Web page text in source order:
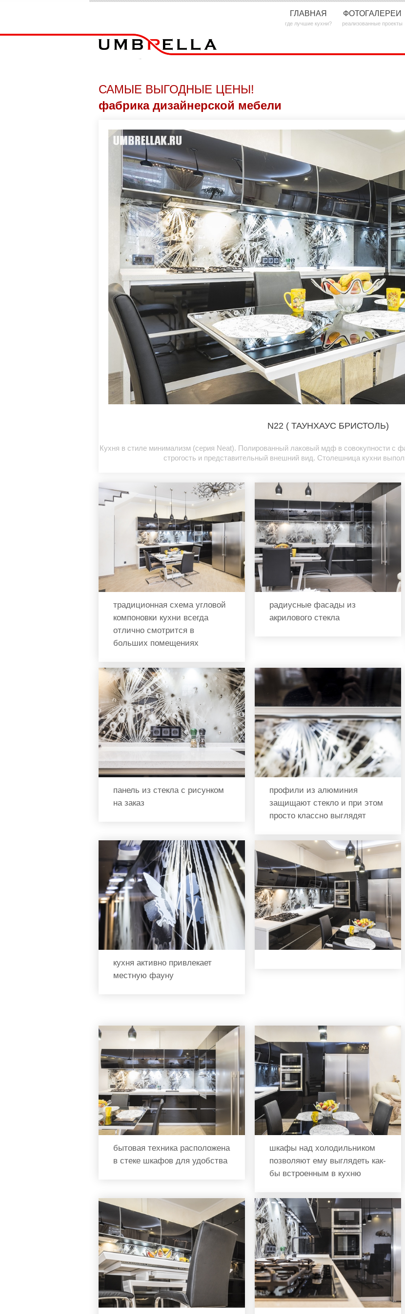
ГЛАВНАЯ
где лучшие кухни?
ФОТОГАЛЕРЕИ
реализованные проекты
САМЫЕ ВЫГОДНЫЕ ЦЕНЫ!
фабрика дизайнерской мебели
N22 ( ТАУНХАУС БРИСТОЛЬ)
Кухня в стиле минимализм (серия Neat). Полированный лаковый мдф в совокупности с
строгость и представительный внешний вид. Столешница кухни
традиционная схема угловой
компоновки кухни всегда
отлично смотрится в
больших помещениях
радиусные фасады из
акрилового стекла
панель из стекла с рисунком
на заказ
профили из алюминия
защищают стекло и при этом
просто классно выглядят
кухня активно привлекает
местную фауну
бытовая техника расположена
в стеке шкафов для удобства
шкафы над холодильником
позволяют ему выглядеть как-
бы встроенным в кухню